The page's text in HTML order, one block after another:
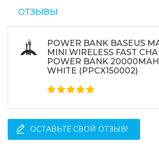
ОТЗЫВЫ
POWER BANK BASEUS
MINI WIRELESS FAST
POWER BANK
WHITE (PPCX150002)
ОСТАВЬТЕ СВОЙ ОТЗЫВ!